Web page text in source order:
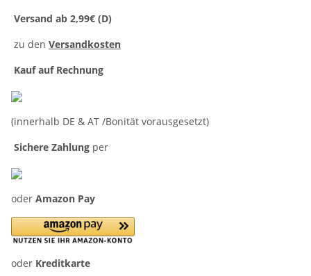
Versand ab 2,99€ (D)
zu den Versandkosten
Kauf auf Rechnung
(innerhalb DE & AT /Bonität vorausgesetzt)
Sichere Zahlung per
oder Amazon Pay
oder Kreditkarte